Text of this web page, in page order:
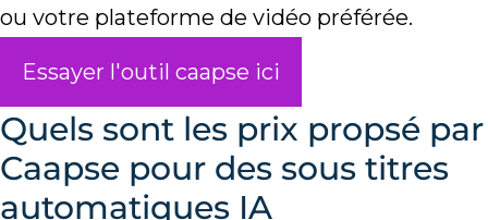
ou votre plateforme de vidéo préférée.
Essayer l'outil caapse ici
Quels sont les prix propsé par
Caapse pour des sous titres
automatiques IA